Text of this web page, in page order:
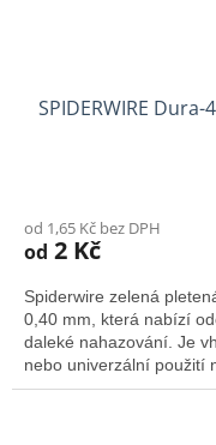
SPIDERWIRE
od 1,65 Kč bez DPH
od 2 Kč
Spiderwire zelená
0,40 mm, která nabízí
daleké nahazování. Je
nebo univerzální použití